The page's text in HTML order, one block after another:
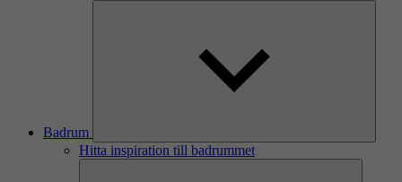
Badrum
Hitta inspiration till badrummet